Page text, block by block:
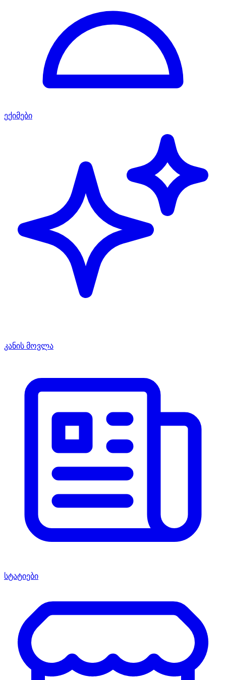
ექიმები
კანის მოვლა
სტატიები